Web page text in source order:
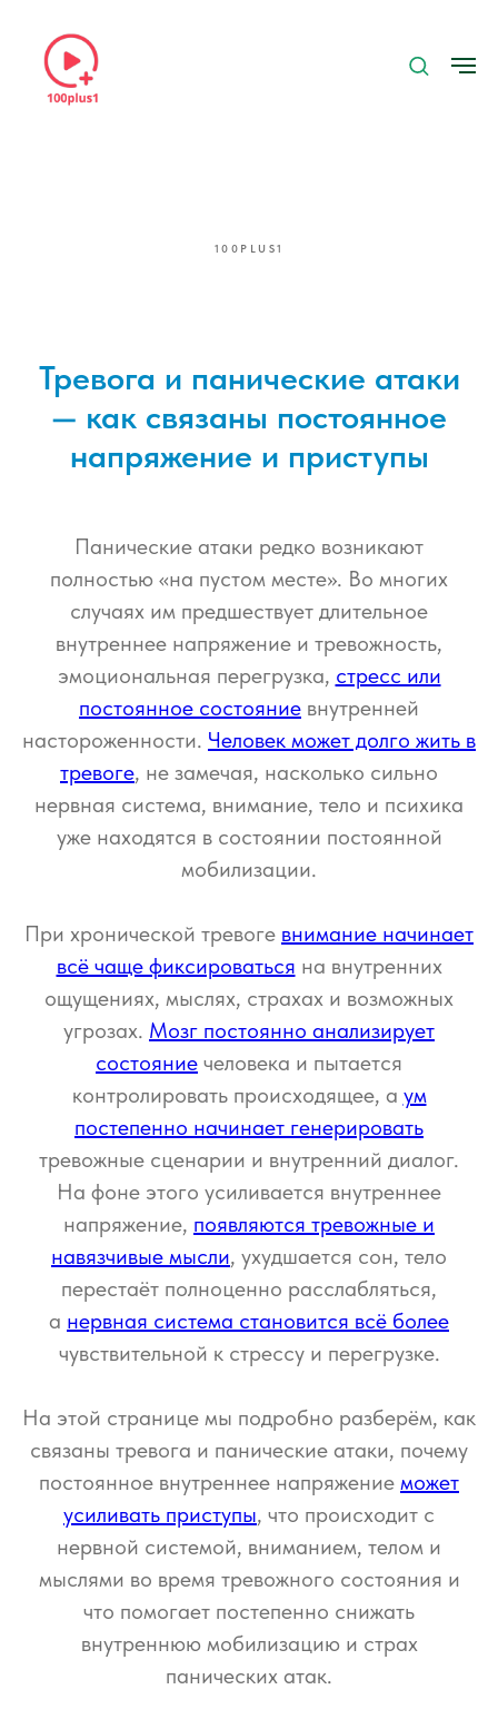
100PLUS1
Тревога и панические атаки
— как связаны постоянное
напряжение и приступы
Панические атаки редко возникают
полностью «на пустом месте». Во многих
случаях им предшествует длительное
внутреннее напряжение и тревожность,
эмоциональная перегрузка, стресс или
постоянное состояние внутренней
настороженности. Человек может долго жить в
тревоге, не замечая, насколько сильно
нервная система, внимание, тело и психика
уже находятся в состоянии постоянной
мобилизации.
При хронической тревоге внимание начинает
всё чаще фиксироваться на внутренних
ощущениях, мыслях, страхах и возможных
угрозах. Мозг постоянно анализирует
состояние человека и пытается
контролировать происходящее, а ум
постепенно начинает генерировать
тревожные сценарии и внутренний диалог.
На фоне этого усиливается внутреннее
напряжение, появляются тревожные и
навязчивые мысли, ухудшается сон, тело
перестаёт полноценно расслабляться,
а нервная система становится всё более
чувствительной к стрессу и перегрузке.
На этой странице мы подробно разберём, как
связаны тревога и панические атаки, почему
постоянное внутреннее напряжение может
усиливать приступы, что происходит с
нервной системой, вниманием, телом и
мыслями во время тревожного состояния и
что помогает постепенно снижать
внутреннюю мобилизацию и страх
панических атак.